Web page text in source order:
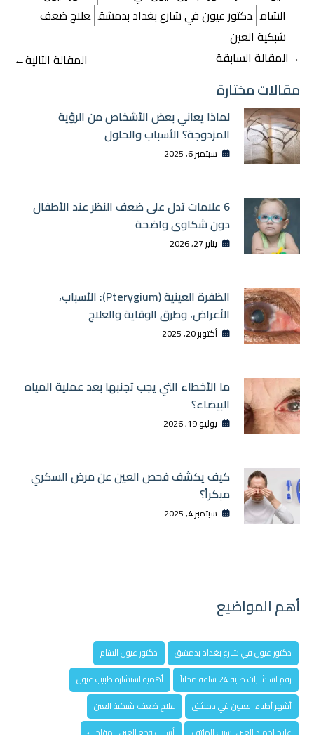
الشام دكتور عيون في شارع بغداد بدمشق علاج ضعف
شبكية العين
تصفّح
المقالات
→المقالة السابقة المقالة التالية←
مقالات مختارة
لماذا يعاني بعض الأشخاص من الرؤية
المزدوجة؟ الأسباب والحلول
سبتمبر 6, 2025
6 علامات تدل على ضعف النظر عند الأطفال
دون شكاوى واضحة
يناير 27, 2026
الظفرة العينية (Pterygium): الأسباب،
الأعراض، وطرق الوقاية والعلاج
أكتوبر 20, 2025
ما الأخطاء التي يجب تجنبها بعد عملية المياه
البيضاء؟
يوليو 19, 2026
كيف يكشف فحص العين عن مرض السكري
مبكراً؟
سبتمبر 4, 2025
أهم المواضيع
دكتور عيون في شارع بغداد بدمشق
دكتور عيون الشام
رقم استشارات طبية 24 ساعة مجاناً
أهمية استشارة طبيب عيون
أشهر أطباء العيون في دمشق
علاج ضعف شبكية العين